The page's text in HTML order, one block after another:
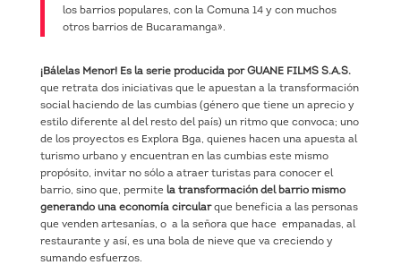
los barrios populares, con la Comuna 14 y con muchos
otros barrios de Bucaramanga».
¡Bálelas Menor! Es la serie producida por GUANE FILMS S.A.S.
que retrata dos iniciativas que le apuestan a la transformación
social haciendo de las cumbias (género que tiene un aprecio y
estilo diferente al del resto del país) un ritmo que convoca; uno
de los proyectos es Explora Bga, quienes hacen una apuesta al
turismo urbano y encuentran en las cumbias este mismo
propósito, invitar no sólo a atraer turistas para conocer el
barrio, sino que, permite la transformación del barrio mismo
generando una economía circularque beneficia a las personas
que venden artesanías, o a la señora que hace empanadas, al
restaurante y así, es una bola de nieve que va creciendo y
sumando esfuerzos.